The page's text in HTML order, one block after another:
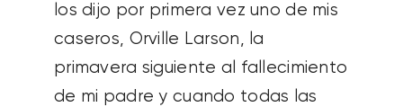
los dijo por primera vez uno de mis
caseros, Orville Larson, la
primavera siguiente al fallecimiento
de mi padre y cuando todas las